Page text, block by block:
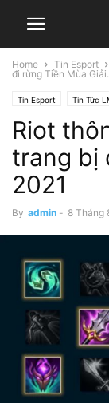
Home Tin Esport
đi rừng Tiền Mùa
Tin Esport Tin Tức
Riot
trang bị
2021
By admin - 8 Tháng